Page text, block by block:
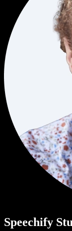
Speechify